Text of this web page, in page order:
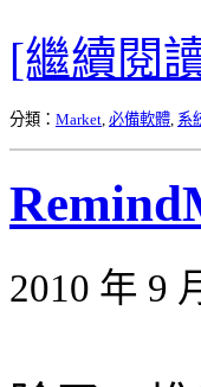
[繼續閱
分類： Market 必備軟體 系
2010 年 9